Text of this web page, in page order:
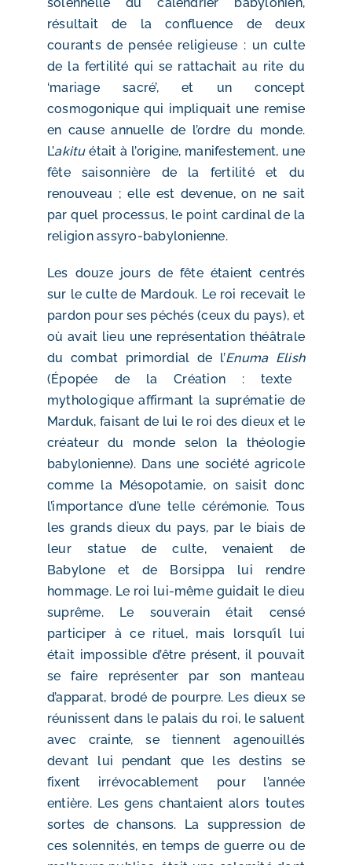
résultait de la confluence de deux
courants de pensée religieuse : un culte
de la fertilité qui se rattachait au rite du
‘mariage sacré’, et un concept
cosmogonique qui impliquait une remise
en cause annuelle de l’ordre du monde.
L’akituétait à l’origine, manifestement, une
fête saisonnière de la fertilité et du
renouveau ; elle est devenue, on ne sait
par quel processus, le point cardinal de la
religion assyro-babylonienne.
Les douze jours de fête étaient centrés
sur le culte de Mardouk. Le roi recevait le
pardon pour ses péchés (ceux du pays), et
où avait lieu une représentation théâtrale
du combat primordial de l’Enuma Elish
(Épopée de la Création : texte
mythologique affirmant la suprématie de
Marduk, faisant de lui le roi des dieux et le
créateur du monde selon la théologie
babylonienne). Dans une société agricole
comme la Mésopotamie, on saisit donc
l’importance d’une telle cérémonie. Tous
les grands dieux du pays, par le biais de
leur statue de culte, venaient de
Babylone et de Borsippa lui rendre
hommage. Le roi lui-même guidait le dieu
suprême. Le souverain était censé
participer à ce rituel, mais lorsqu’il lui
était impossible d’être présent, il pouvait
se faire représenter par son manteau
d’apparat, brodé de pourpre. Les dieux se
réunissent dans le palais du roi, le saluent
avec crainte, se tiennent agenouillés
devant lui pendant que les destins se
fixent irrévocablement pour l’année
entière. Les gens chantaient alors toutes
sortes de chansons. La suppression de
ces solennités, en temps de guerre ou de